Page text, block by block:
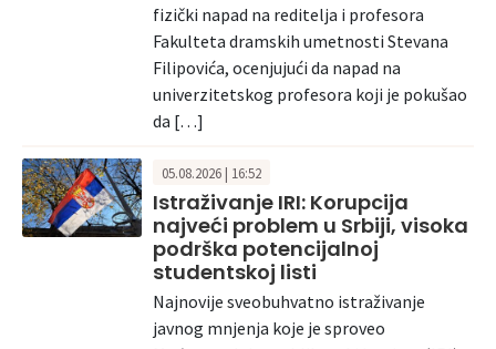
fizički napad na reditelja i profesora
Fakulteta dramskih umetnosti Stevana
Filipovića, ocenjujući da napad na
univerzitetskog profesora koji je pokušao
da […]
05.08.2026 | 16:52
Istraživanje IRI: Korupcija
najveći problem u Srbiji, visoka
podrška potencijalnoj
studentskoj listi
Najnovije sveobuhvatno istraživanje
javnog mnjenja koje je sproveo